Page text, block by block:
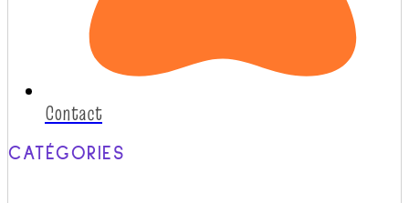
Contact
CATÉGORIES